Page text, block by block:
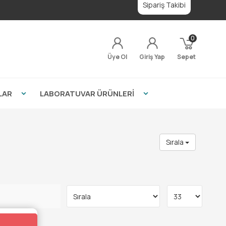
Sipariş Takibi
Üye Ol Giriş Yap Sepet
0
LABORATUVAR ÜRÜNLERİ
Sırala